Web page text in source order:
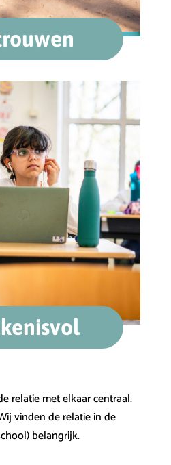
relatie met elkaar centraal.
vinden de relatie in de
belangrijk.